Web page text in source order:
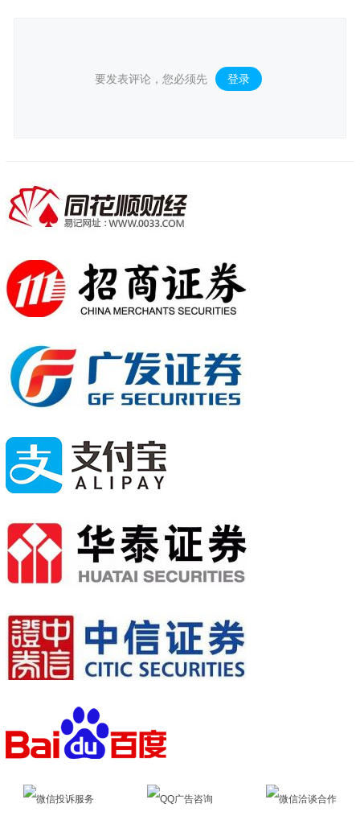
要发表评论，您必须先 登录 。
微信投诉服务 QQ广告咨询 微信洽谈合作